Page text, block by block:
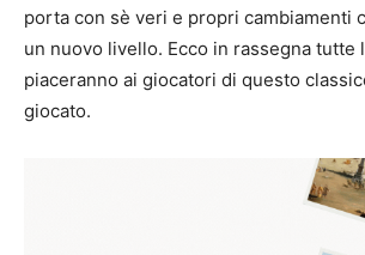
porta con sè veri e propri cambiamenti
un nuovo livello. Ecco in rassegna tutte
piaceranno ai giocatori di questo
giocato.